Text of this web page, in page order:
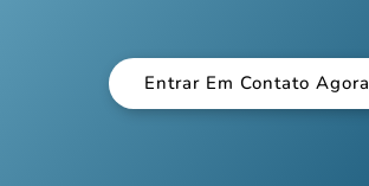
Entrar Em Contato Agora